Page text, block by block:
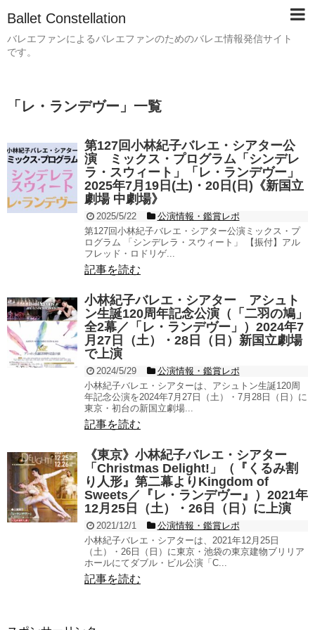
Ballet Constellation
バレエファンによるバレエファンのためのバレエ情報発信サイト
です。
「 レ・ランデヴー 」 一覧
第127回小林紀子バレエ・シアター公
演 ミックス・プログラム「シンデレ
ラ・スウィート」「レ・ランデヴー」
2025年7月19日(土)・20日(日)《新国立
劇場 中劇場》
2025/5/22
公演情報・鑑賞レポ
第127回小林紀子バレエ・シアター公演ミックス・プ
ログラム 「シンデレラ・スウィート」 【振付】アル
フレッド・ロドリゲ...
記事を読む
小林紀子バレエ・シアター アシュト
ン生誕120周年記念公演（「二羽の鳩」
全2幕／「レ・ランデヴー」）2024年7
月27日（土）・28日（日）新国立劇場
で上演
2024/5/29
公演情報・鑑賞レポ
小林紀子バレエ・シアターは、アシュトン生誕120周
年記念公演を2024年7月27日（土）・7月28日（日）に
東京・初台の新国立劇場...
記事を読む
《東京》小林紀子バレエ・シアター
「Christmas Delight!」（『くるみ割
り人形』第二幕よりKingdom of
Sweets／『レ・ランデヴー』）2021年
12月25日（土）・26日（日）に上演
2021/12/1
公演情報・鑑賞レポ
小林紀子バレエ・シアターは、2021年12月25日
（土）・26日（日）に東京・池袋の東京建物ブリリア
ホールにてダブル・ビル公演「C...
記事を読む